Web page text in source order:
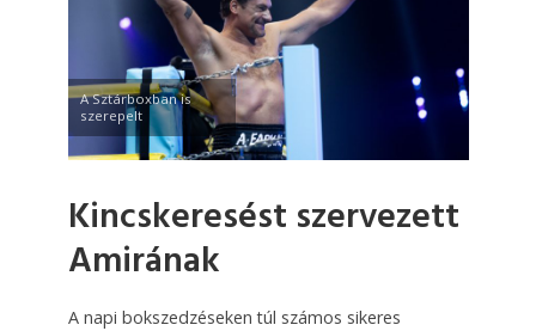
A Sztárboxban is
szerepelt
Kincskeresést szervezett
Amirának
A napi bokszedzéseken túl számos sikeres